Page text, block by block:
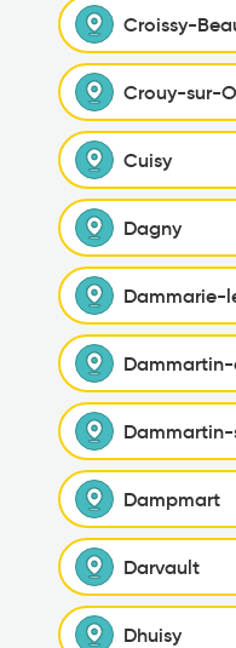
Croissy-
Crouy-sur-
Cuisy
Dagny
Dammarie-
Dampmart
Darvault
Dhuisy